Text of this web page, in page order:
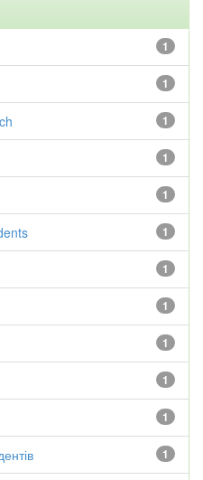
1
1
1
1
1
1
1
1
1
1
1
1